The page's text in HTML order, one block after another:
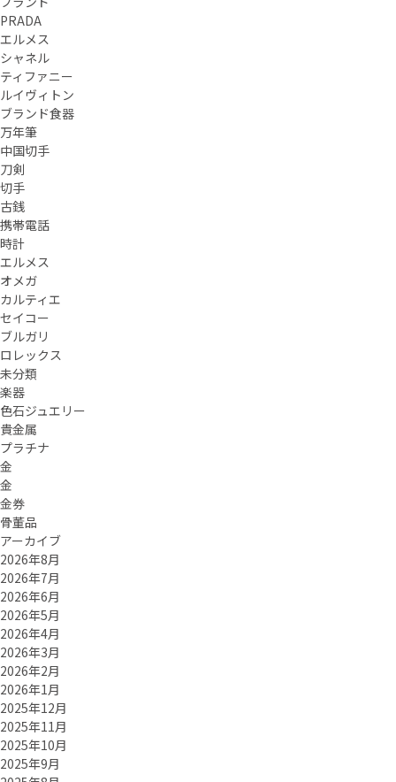
PRADA
エルメス
シャネル
ティファニー
ルイヴィトン
ブランド食器
万年筆
中国切手
刀剣
切手
古銭
携帯電話
時計
エルメス
オメガ
カルティエ
セイコー
ブルガリ
ロレックス
未分類
楽器
色石ジュエリー
貴金属
プラチナ
金
金
金券
骨董品
アーカイブ
2026年8月
2026年7月
2026年6月
2026年5月
2026年4月
2026年3月
2026年2月
2026年1月
2025年12月
2025年11月
2025年10月
2025年9月